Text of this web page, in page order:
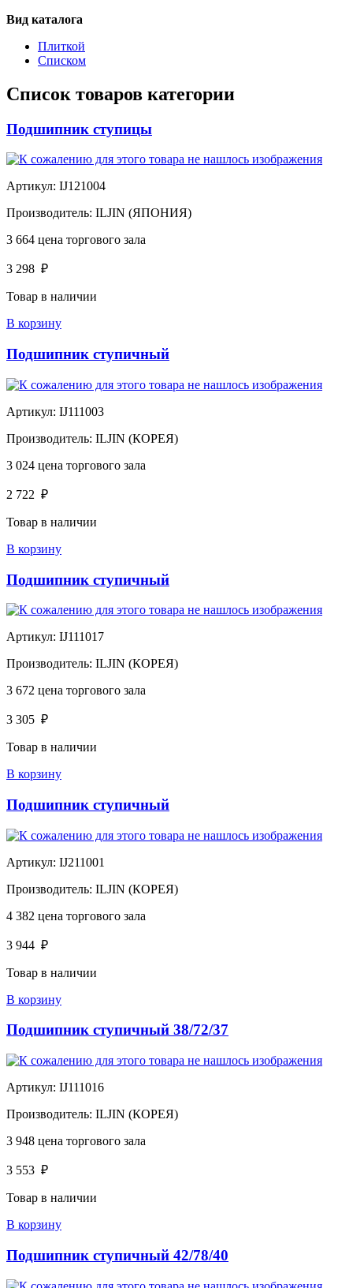
Вид каталога
Плиткой
Списком
Список товаров категории
Подшипник ступицы
Артикул: IJ121004
Производитель: ILJIN (ЯПОНИЯ)
3 664 цена торгового зала
3 298 ₽
Товар в наличии
В корзину
Подшипник ступичный
Артикул: IJ111003
Производитель: ILJIN (КОРЕЯ)
3 024 цена торгового зала
2 722 ₽
Товар в наличии
В корзину
Подшипник ступичный
Артикул: IJ111017
Производитель: ILJIN (КОРЕЯ)
3 672 цена торгового зала
3 305 ₽
Товар в наличии
В корзину
Подшипник ступичный
Артикул: IJ211001
Производитель: ILJIN (КОРЕЯ)
4 382 цена торгового зала
3 944 ₽
Товар в наличии
В корзину
Подшипник ступичный 38/72/37
Артикул: IJ111016
Производитель: ILJIN (КОРЕЯ)
3 948 цена торгового зала
3 553 ₽
Товар в наличии
В корзину
Подшипник ступичный 42/78/40